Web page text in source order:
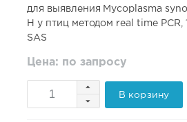
для выявления Mycoplasma
H у птиц методом real time PCR,
SAS
Цена: по запросу
В корзину